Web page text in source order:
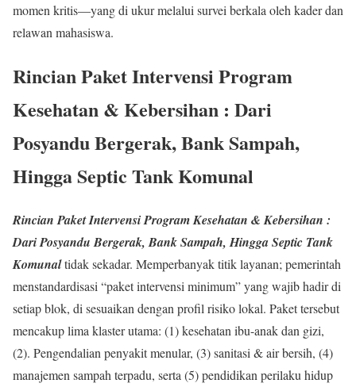
momen kritis—yang di ukur melalui survei berkala oleh kader dan
relawan mahasiswa.
Rincian Paket Intervensi Program
Kesehatan & Kebersihan : Dari
Posyandu Bergerak, Bank Sampah,
Hingga Septic Tank Komunal
Rincian Paket Intervensi Program Kesehatan & Kebersihan :
Dari Posyandu Bergerak, Bank Sampah, Hingga Septic Tank
Komunaltidak sekadar. Memperbanyak titik layanan; pemerintah
menstandardisasi “paket intervensi minimum” yang wajib hadir di
setiap blok, di sesuaikan dengan profil risiko lokal. Paket tersebut
mencakup lima klaster utama: (1) kesehatan ibu-anak dan gizi,
(2). Pengendalian penyakit menular, (3) sanitasi & air bersih, (4)
manajemen sampah terpadu, serta (5) pendidikan perilaku hidup